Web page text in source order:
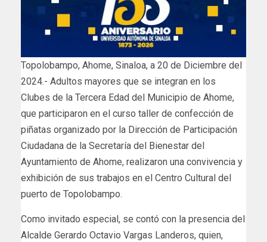
Topolobampo, Ahome, Sinaloa, a 20 de Diciembre del
2024.- Adultos mayores que se integran en los
Clubes de la Tercera Edad del Municipio de Ahome,
que participaron en el curso taller de confección de
piñatas organizado por la Dirección de Participación
Ciudadana de la Secretaría del Bienestar del
Ayuntamiento de Ahome, realizaron una convivencia y
exhibición de sus trabajos en el Centro Cultural del
puerto de Topolobampo.
Como invitado especial, se contó con la presencia del
Alcalde Gerardo Octavio Vargas Landeros, quien,